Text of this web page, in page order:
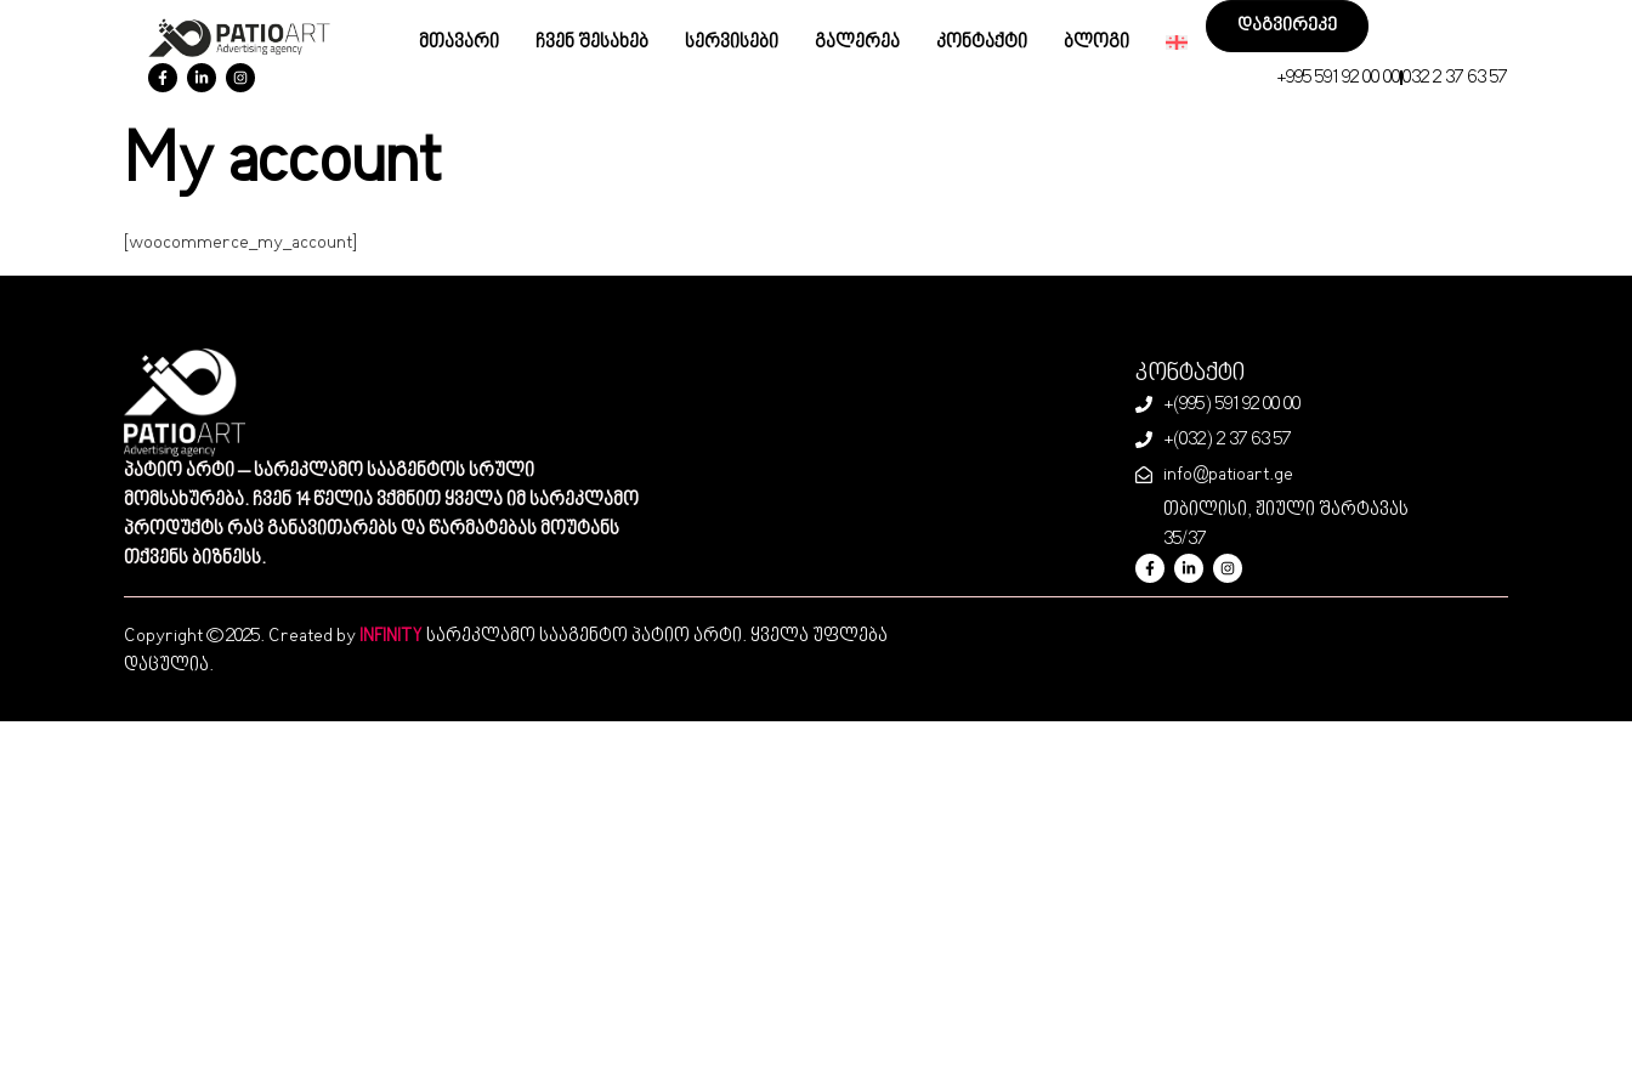
მთავარი ჩვენ შესახებ სერვისები გალერეა კონტაქტი ბლოგი
დაგვირეკე
+995 591 92 00 00032 2 37 63 57
My account
[woocommerce_my_account]
პატიო არტი – სარეკლამო სააგენტოს სრული
მომსახურება. ჩვენ 14 წელია ვქმნით ყველა იმ სარეკლამო
პროდუქტს რაც განავითარებს და წარმატებას მოუტანს
თქვენს ბიზნესს.
კონტაქტი
+(995) 591 92 00 00
+(032) 2 37 63 57
info@patioart.ge
თბილისი, ჟიული შარტავას
35/37
Copyright © 2025. Created by INFINITY სარეკლამო სააგენტო პატიო არტი. ყველა უფლება
დაცულია.